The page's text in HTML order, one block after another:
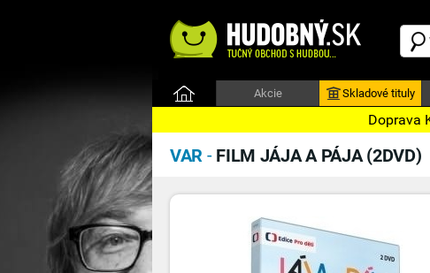
Akcie Skladové tituly
Doprava
VAR - FILM JÁJA A PÁJA (2DVD)